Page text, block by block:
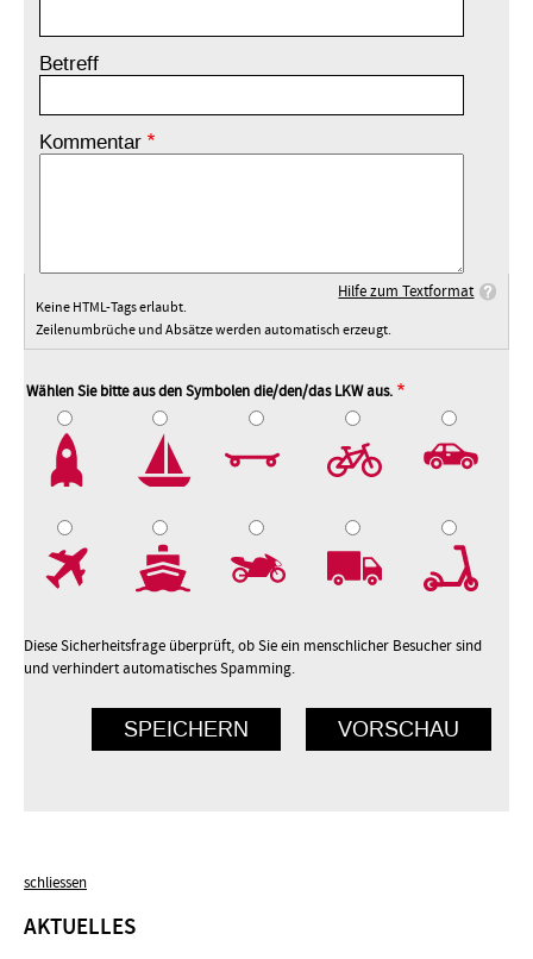
Betreff
Kommentar
Hilfe zum Textformat
Keine HTML-Tags erlaubt.
Zeilenumbrüche und Absätze werden automatisch erzeugt.
Wählen Sie bitte aus den Symbolen die/den/das LKW aus.
Diese Sicherheitsfrage überprüft, ob Sie ein menschlicher Besucher sind
und verhindert automatisches Spamming.
schliessen
AKTUELLES